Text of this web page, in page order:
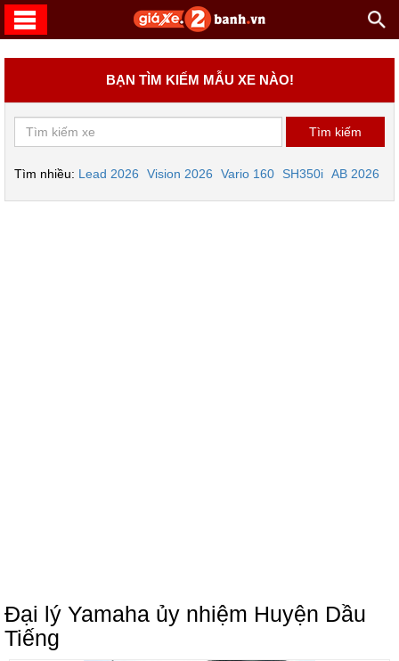
BẠN TÌM KIẾM MẪU XE NÀO!
Tìm nhiều: Lead 2026 Vision 2026 Vario 160 SH350i AB 2026
Đại lý Yamaha ủy nhiệm Huyện Dầu
Tiếng